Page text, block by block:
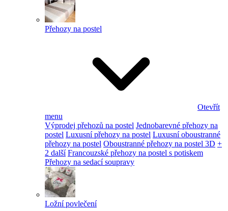
Přehozy na postel
Otevřít
menu
Výprodej přehozů na postel Jednobarevné přehozy na
postel Luxusní přehozy na postel Luxusní oboustranné
přehozy na postel Oboustranné přehozy na postel 3D +
2 další Francouzské přehozy na postel s potiskem
Přehozy na sedací soupravy
Ložní povlečení